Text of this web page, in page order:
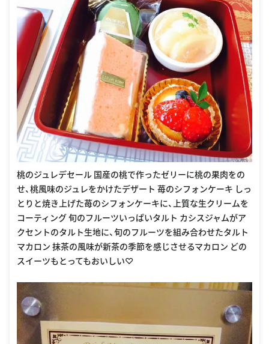
桃のジュレデセール 国産の桃で作ったゼリーに桃の果肉をの
せ、桃風味のジュレをかけたデザート 苺のシフォンケーキ しっ
とりと焼き上げた苺のシフォンケーキに、上質な生クリームを
コーティング 旬のフルーツいっぱいタルト カシスジャムがア
クセントのタルト生地に、旬のフルーツを組み合わせたタルト
マカロン 抹茶の風味が新茶の季節を感じさせるマカロン どの
スイーツもとってもおいしい♡